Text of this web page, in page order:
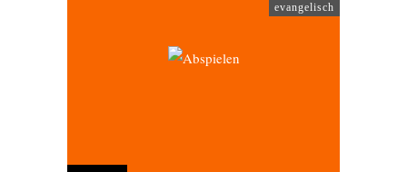
evangelisch